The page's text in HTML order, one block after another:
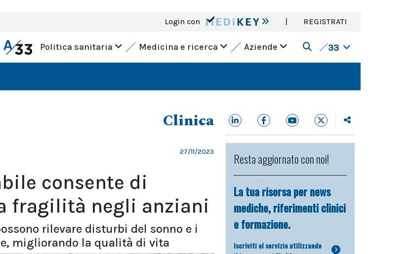
Login con | REGISTRATI
Politica sanitaria Medicina e ricerca Aziende 33
Clinica
27/11/2023
consente di
fragilità negli anziani
rilevare disturbi del sonno e i
migliorando la qualità di vita
Resta aggiornato con noi!
La tua risorsa per news
mediche, riferimenti clinici
e formazione.
Iscriviti al servizio utilizzando